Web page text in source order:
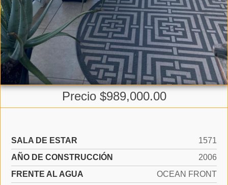
Precio $989,000.00
SALA DE ESTAR
1571
AÑO DE CONSTRUCCIÓN
2006
FRENTE AL AGUA
OCEAN FRONT